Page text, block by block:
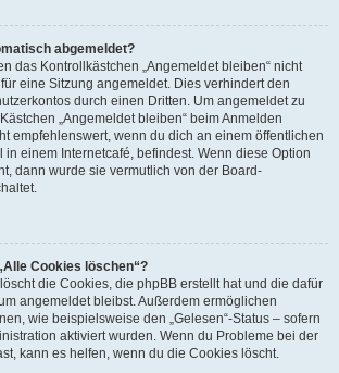
abgemeldet?
das Kontrollkästchen „Angemeldet bleiben“ nicht
eine Sitzung angemeldet. Dies verhindert den
durch einen Dritten. Um angemeldet zu
„Angemeldet bleiben“ beim Anmelden
empfehlenswert, wenn du dich an einem öffentlichen
in einem Internetcafé, befindest. Wenn diese Option
dann wurde sie vermutlich von der Board-
Cookies löschen“?
löscht die Cookies, die phpBB erstellt hat und die dafür
angemeldet bleibst. Außerdem ermöglichen
wie beispielsweise den „Gelesen“-Status – sofern
aktiviert wurden. Wenn du Probleme bei der
kann es helfen, wenn du die Cookies löscht.